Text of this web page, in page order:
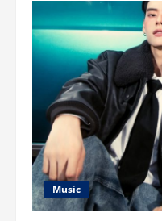
Music